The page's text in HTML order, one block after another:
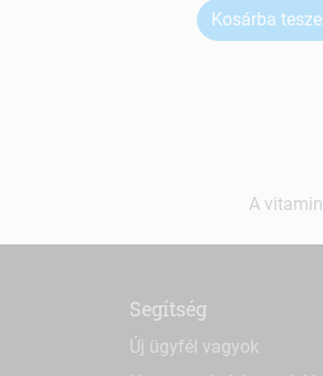
Kosárba
A
Segítség
Új ügyfél vagyok